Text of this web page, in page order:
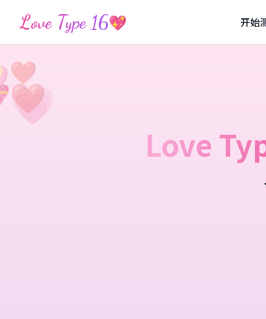
Love Type 16💖 开始
❤️
💗
❤️
Love